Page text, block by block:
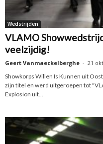
Wedstrijden
VLAMO
veelzijdig!
Geert Vanmaeckelberghe - 21
Showkorps Willen Is Kunnen uit
zijn titel en werd uitgeroepen tot
Explosion uit...